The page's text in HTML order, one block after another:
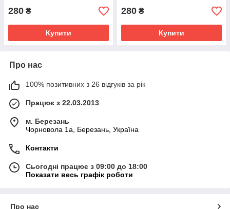
280 ₴
Купити
280 ₴
Купити
Про нас
100% позитивних з 26 відгуків за рік
Працює з 22.03.2013
м. Березань
Чорновола 1а, Березань, Україна
Контакти
Сьогодні працює з 09:00 до 18:00
Показати весь графік роботи
Про нас